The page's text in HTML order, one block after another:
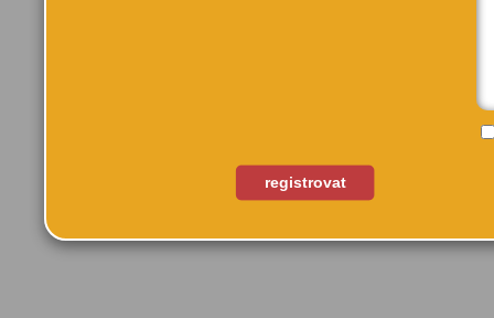
registrovat